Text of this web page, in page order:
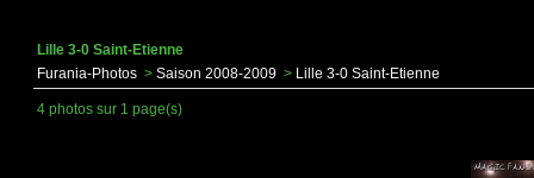
Lille 3-0 Saint-Etienne
Furania-Photos > Saison 2008-2009 > Lille 3-0 Saint-Etienne
4 photos sur 1 page(s)